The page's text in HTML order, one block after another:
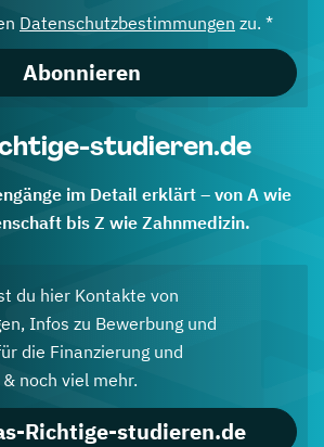
Datenschutzbestimmungen zu. *
Abonnieren
studieren.de
im Detail erklärt – von A wie
bis Z wie Zahnmedizin.
du hier Kontakte von
Infos zu Bewerbung und
die Finanzierung und
noch viel mehr.
Richtige-studieren.de